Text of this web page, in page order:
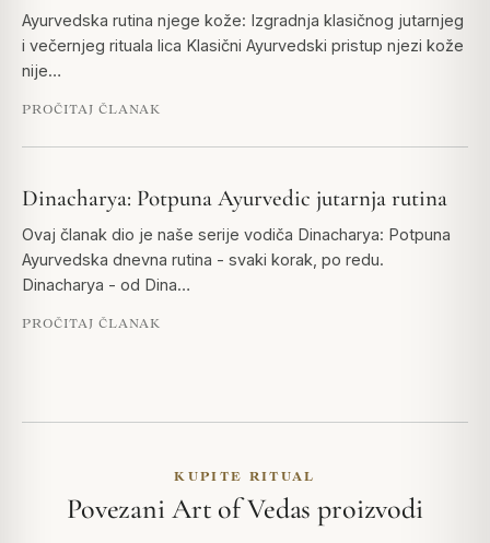
Ayurvedska rutina njege kože: Izgradnja klasičnog jutarnjeg
i večernjeg rituala lica Klasični Ayurvedski pristup njezi kože
nije…
PROČITAJ ČLANAK
Dinacharya: Potpuna Ayurvedic jutarnja rutina
Ovaj članak dio je naše serije vodiča Dinacharya: Potpuna
Ayurvedska dnevna rutina - svaki korak, po redu.
Dinacharya - od Dina…
PROČITAJ ČLANAK
KUPITE RITUAL
Povezani Art of Vedas proizvodi